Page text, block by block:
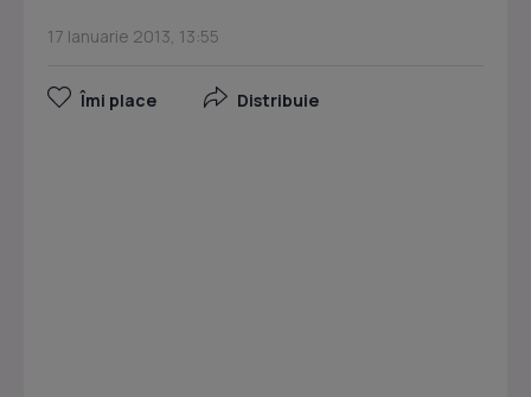
17 Ianuarie 2013, 13:55
Îmi place Distribuie